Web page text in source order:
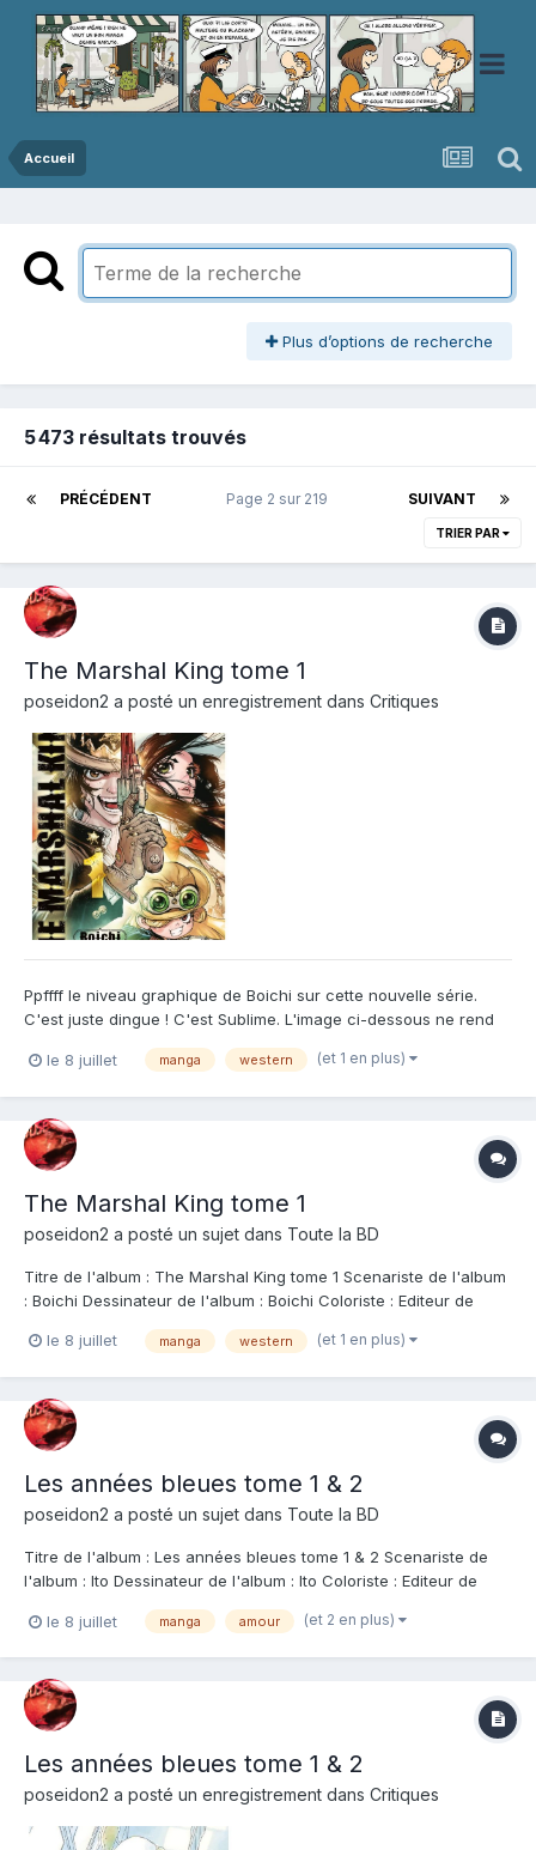
Accueil
Plus d’options de recherche
5 473 résultats trouvés
PRÉCÉDENT SUIVANT
Page 2 sur 219
TRIER PAR
The Marshal King tome 1
poseidon2 a posté un enregistrement dans Critiques
Ppffff le niveau graphique de Boichi sur cette nouvelle série.
C'est juste dingue ! C'est Sublime. L'image ci-dessous ne rend
globalement mieux 🙂 Et ca biaise peut-être un peu les avis sur
le 8 juillet manga western (et 1 en plus)
The Marshal King tome 1
poseidon2 a posté un sujet dans Toute la BD
Titre de l'album : The Marshal King tome 1 Scenariste de l'album
: Boichi Dessinateur de l'album : Boichi Coloriste : Editeur de
sublimement revisité par Boichi en mode post-apocalyptique !
le 8 juillet manga western (et 1 en plus)
Les années bleues tome 1 & 2
poseidon2 a posté un sujet dans Toute la BD
Titre de l'album : Les années bleues tome 1 & 2 Scenariste de
l'album : Ito Dessinateur de l'album : Ito Coloriste : Editeur de
écrire le mot « jeunesse », on utilise deux idéogrammes qui
le 8 juillet manga amour (et 2 en plus)
Les années bleues tome 1 & 2
poseidon2 a posté un enregistrement dans Critiques